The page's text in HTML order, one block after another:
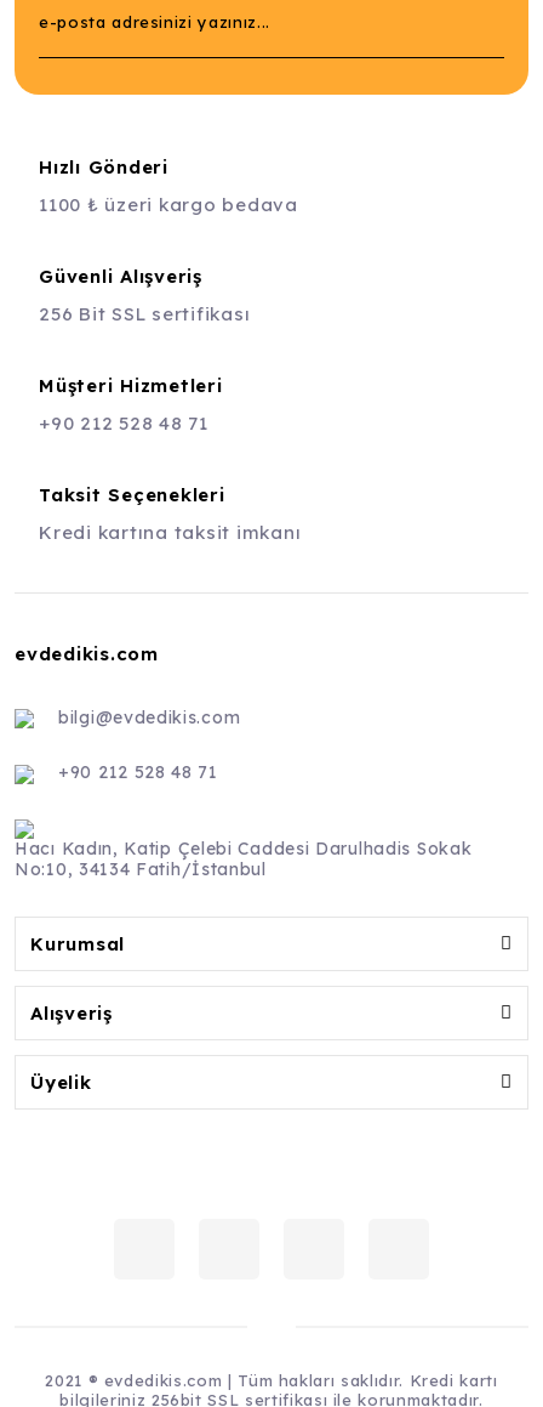
Hızlı Gönderi
1100 ₺ üzeri kargo bedava
Güvenli Alışveriş
256 Bit SSL sertifikası
Müşteri Hizmetleri
+90 212 528 48 71
Taksit Seçenekleri
Kredi kartına taksit imkanı
evdedikis.com
bilgi@evdedikis.com
+90 212 528 48 71
Hacı Kadın, Katip Çelebi Caddesi Darulhadis Sokak
No:10, 34134 Fatih/İstanbul
Kurumsal
Alışveriş
Üyelik
2021 ® evdedikis.com | Tüm hakları saklıdır. Kredi kartı
bilgileriniz 256bit SSL sertifikası ile korunmaktadır.